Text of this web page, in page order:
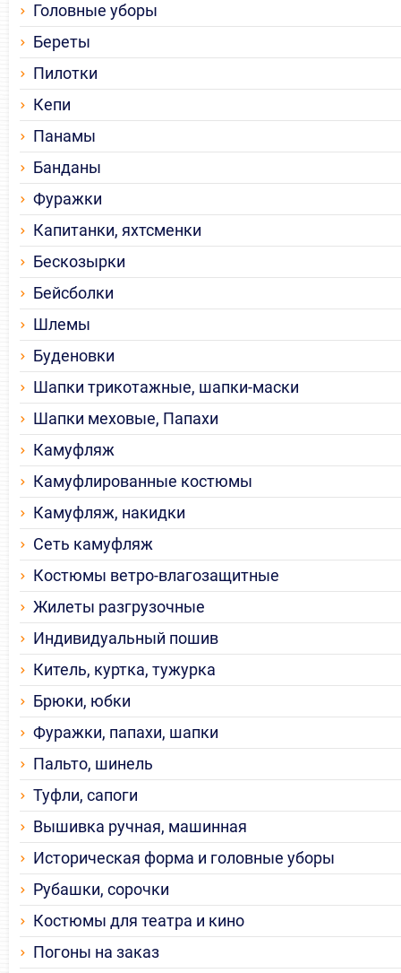
Головные уборы
Береты
Пилотки
Кепи
Панамы
Банданы
Фуражки
Капитанки, яхтсменки
Бескозырки
Бейсболки
Шлемы
Буденовки
Шапки трикотажные, шапки-маски
Шапки меховые, Папахи
Камуфляж
Камуфлированные костюмы
Камуфляж, накидки
Сеть камуфляж
Костюмы ветро-влагозащитные
Жилеты разгрузочные
Индивидуальный пошив
Китель, куртка, тужурка
Брюки, юбки
Фуражки, папахи, шапки
Пальто, шинель
Туфли, сапоги
Вышивка ручная, машинная
Историческая форма и головные уборы
Рубашки, сорочки
Костюмы для театра и кино
Погоны на заказ